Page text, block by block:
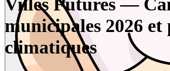
Villes Futures —
municipales 2026
climatiques